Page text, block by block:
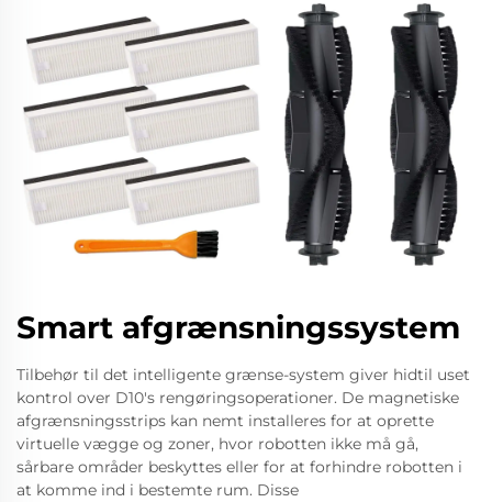
Smart afgrænsningssystem
Tilbehør til det intelligente grænse-system giver hidtil uset
kontrol over D10's rengøringsoperationer. De magnetiske
afgrænsningsstrips kan nemt installeres for at oprette
virtuelle vægge og zoner, hvor robotten ikke må gå,
sårbare områder beskyttes eller for at forhindre robotten i
at komme ind i bestemte rum. Disse